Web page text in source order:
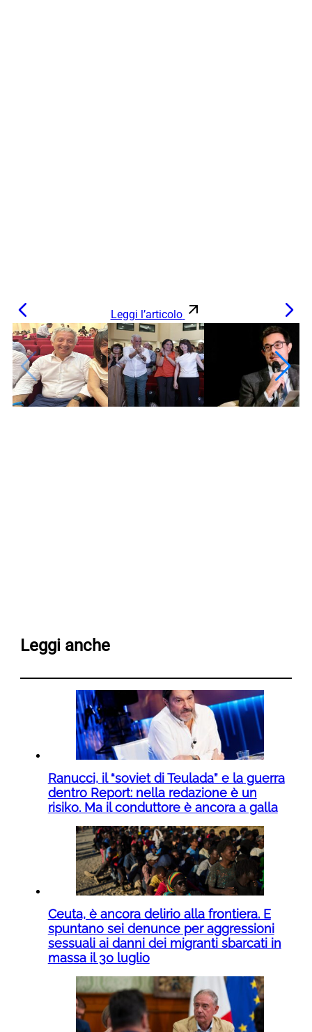
Leggi l’articolo
Leggi anche
Ranucci, il “soviet di Teulada” e la guerra
dentro Report: nella redazione è un
risiko. Ma il conduttore è ancora a galla
Ceuta, è ancora delirio alla frontiera. E
spuntano sei denunce per aggressioni
sessuali ai danni dei migranti sbarcati in
massa il 30 luglio